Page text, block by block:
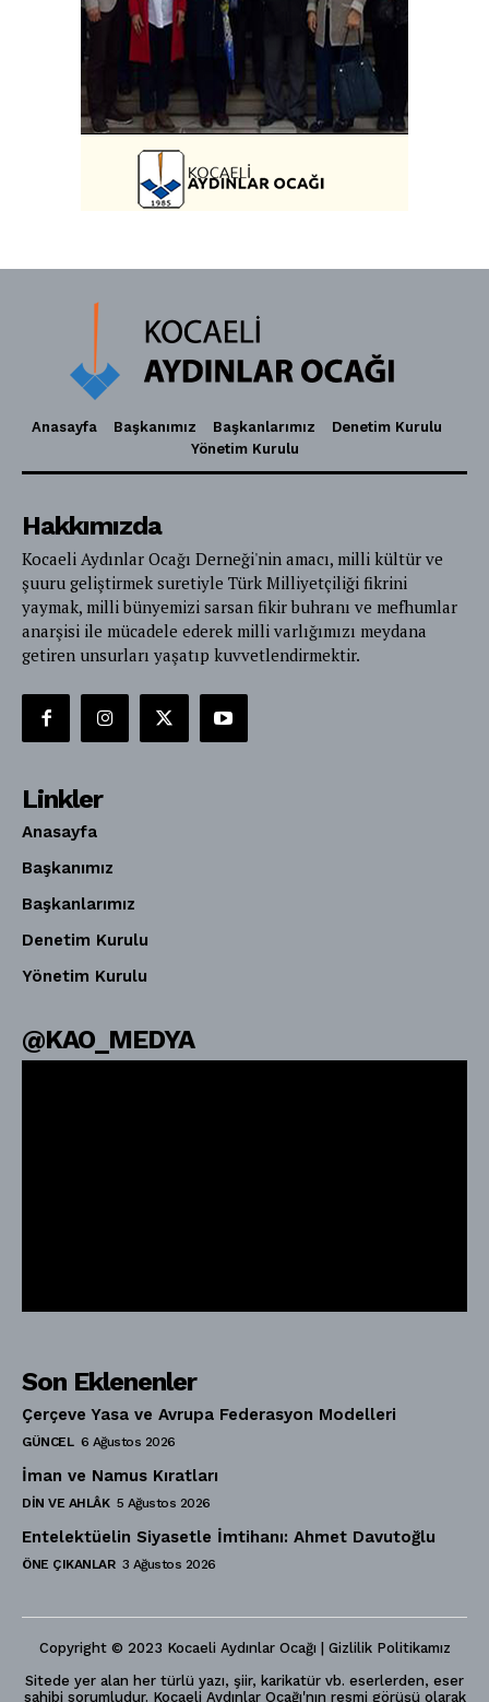
Anasayfa Başkanımız Başkanlarımız
Denetim Kurulu
Yönetim Kurulu
Hakkımızda
Kocaeli Aydınlar Ocağı Derneği'nin amacı, milli kültür ve
şuuru geliştirmek suretiyle Türk Milliyetçiliği fikrini
yaymak, milli bünyemizi sarsan fikir buhranı ve mefhumlar
anarşisi ile mücadele ederek milli varlığımızı meydana
getiren unsurları yaşatıp kuvvetlendirmektir.
Linkler
Anasayfa
Başkanımız
Başkanlarımız
Denetim Kurulu
Yönetim Kurulu
@KAO_MEDYA
Son Eklenenler
Çerçeve Yasa ve Avrupa Federasyon Modelleri
GÜNCEL 6 Ağustos 2026
İman ve Namus Kıratları
DIN VE AHLÂK 5 Ağustos 2026
Entelektüelin Siyasetle İmtihanı: Ahmet Davutoğlu
ÖNE ÇIKANLAR 3 Ağustos 2026
Copyright © 2023 Kocaeli Aydınlar Ocağı | Gizlilik Politikamız
Sitede yer alan her türlü yazı, şiir, karikatür vb. eserlerden, eser
sahibi sorumludur. Kocaeli Aydınlar Ocağı'nın resmi görüşü olarak